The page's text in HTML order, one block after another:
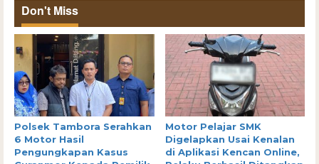
Don't Miss
Polsek Tambora Serahkan
6 Motor Hasil
Pengungkapan Kasus
Motor Pelajar SMK
Digelapkan Usai Kenalan
di Aplikasi Kencan Online,